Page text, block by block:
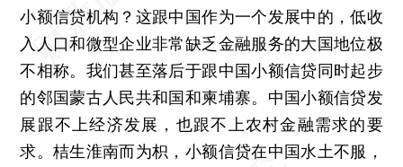
小额信贷机构？这跟中国作为一个发展中的，低收
入人口和微型企业非常缺乏金融服务的大国地位极
不相称。我们甚至落后于跟中国小额信贷同时起步
的邻国蒙古人民共和国和柬埔寨。中国小额信贷发
展跟不上经济发展，也跟不上农村金融需求的要
求。桔生淮南而为枳，小额信贷在中国水土不服，